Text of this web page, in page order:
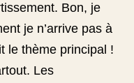
Bon, je
je n’arrive pas à
le thème principal !
Les